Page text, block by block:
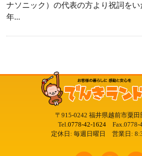
ナソニック）の代表の方より祝詞を
年...
〒915-0242 福井県越前市粟田
Tel.0778-42-1624Fax.0778-
定休日: 毎週日曜日 営業日: